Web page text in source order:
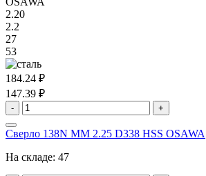
2.20
2.2
27
53
184.24 ₽
147.39 ₽
- +
Сверло 138N MM 2.25 D338 HSS OSAWA
На складе: 47